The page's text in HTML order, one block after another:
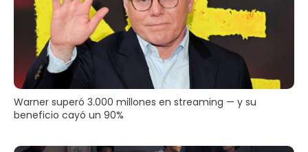
Warner superó 3.000 millones en streaming — y su
beneficio cayó un 90%